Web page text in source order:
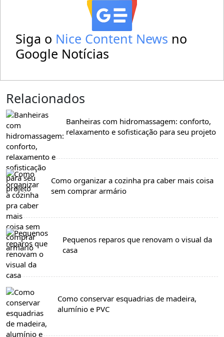
Siga o Nice Content News no
Google Notícias
Relacionados
Banheiras com hidromassagem: conforto,
relaxamento e sofisticação para seu projeto
Como organizar a cozinha pra caber mais coisa
sem comprar armário
Pequenos reparos que renovam o visual da
casa
Como conservar esquadrias de madeira,
alumínio e PVC